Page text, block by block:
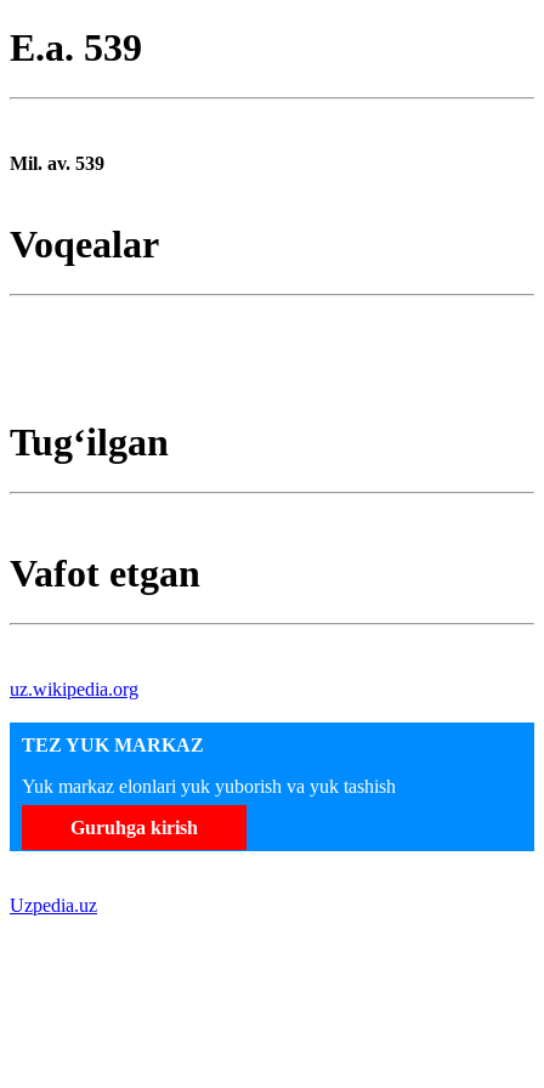
E.a. 539
Mil. av. 539
Voqealar
Tugʻilgan
Vafot etgan
uz.wikipedia.org
TEZ YUK MARKAZ
Yuk markaz elonlari yuk yuborish va yuk tashish
Guruhga kirish
Uzpedia.uz